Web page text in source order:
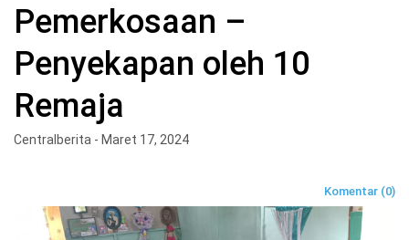
KOTA
BANDAR
LAMPUNG
METRO
TANGGAMUS
DPRD
PROVINSI
DPRD
KOTA
DPRD
METRO
LAMPUNG
SUMSEL
BANTEN
BARAT
Pemerkosaan –
Penyekapan oleh 10
Remaja
Centralberita - Maret 17, 2024
Komentar (0)